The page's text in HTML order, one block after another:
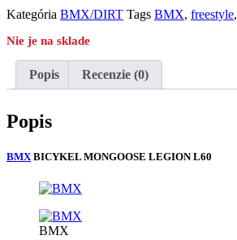
Kategória BMX/DIRT Tags BMX, freestyle,
Nie je na sklade
Popis Recenzie (0)
Popis
BMX BICYKEL MONGOOSE LEGION L60
BMX